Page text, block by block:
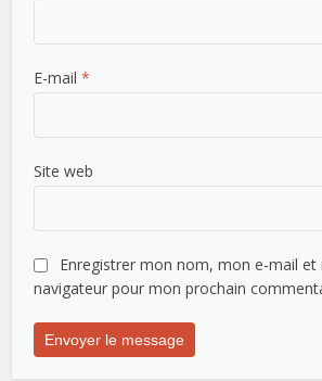
E-mail*
Site web
Enregistrer mon nom, mon e-mail et
navigateur pour mon prochain